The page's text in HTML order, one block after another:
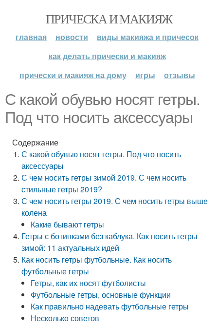
ПРИЧЕСКА И МАКИЯЖ
главная новости
виды макияжа и причесок
как делать прически и макияж
прически и макияж на дому
игры отзывы
С какой обувью носят гетры.
Под что носить аксессуары
Содержание
С какой обувью носят гетры. Под что носить
аксессуары
С чем носить гетры зимой 2019. С чем носить
стильные гетры 2019?
С чем носить гетры 2019. С чем носить гетры выше
колена
Какие бывают гетры
Гетры с ботинками без каблука. Как носить гетры
зимой: 11 актуальных идей
Как носить гетры футбольные. Как носить
футбольные гетры
Гетры, как их носят футболисты
Футбольные гетры, основные функции
Как правильно надевать футбольные гетры
Несколько советов